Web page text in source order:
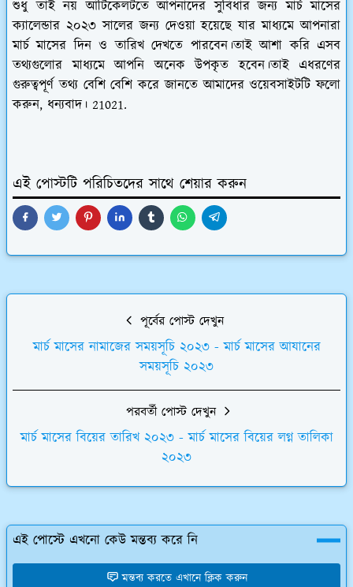
শুধু তাই নয় আর্টিকেলটতে আপনাদের সুবিধার জন্য মার্চ মাসের
ক্যালেন্ডার ২০২৩ সালের জন্য দেওয়া হয়েছে যার মাধ্যমে আপনারা
মার্চ মাসের দিন ও তারিখ দেখতে পারবেন।তাই আশা করি এসব
তথ্যগুলোর মাধ্যমে আপনি অনেক উপকৃত হবেন।তাই এধরণের
গুরুত্বপূর্ণ তথ্য বেশি বেশি করে জানতে আমাদের ওয়েবসাইটটি ফলো
করুন, ধন্যবাদ। 21021.
এই পোস্টটি পরিচিতদের সাথে শেয়ার করুন
পূর্বের পোস্ট দেখুন
মার্চ মাসের নামাজের সময়সূচি ২০২৩ - মার্চ মাসের আযানের
সময়সূচি ২০২৩
পরবর্তী পোস্ট দেখুন
মার্চ মাসের বিয়ের তারিখ ২০২৩ - মার্চ মাসের বিয়ের লগ্ন তালিকা
২০২৩
এই পোস্টে এখনো কেউ মন্তব্য করে নি
মন্তব্য করতে এখানে ক্লিক করুন